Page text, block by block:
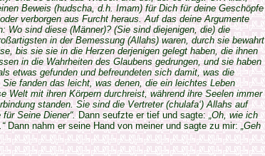
Beweis (hudscha, d.h. Imam) für Dich für deine Geschöpfe
verborgen aus Furcht heraus. Auf das deine Argumente
Wo sind diese (Männer)? (Sie sind diejenigen, die) die
in der Bemessung (Allahs) waren, durch sie bewahrt
bis sie sie in die Herzen derjenigen gelegt haben, die ihnen
in die Wahrheiten des Glaubens gedrungen, und sie haben
etwas gefunden und befreundeten sich damit, was die
fanden das leicht, was denen, die ein leichtes Leben
Welt mit ihren Körpern durchreist, während ihre Seelen immer
standen. Sie sind die Vertreter (chulafa‘) Allahs auf
für Seine Diener“.Dann seufzte er tief und sagte:„Oh, wie ich
Dann nahm er seine Hand von meiner und sagte zu mir:„Geh